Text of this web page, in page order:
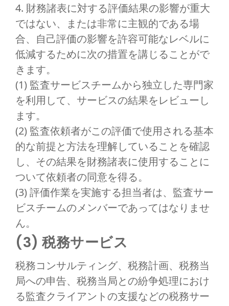
4. 財務諸表に対する評価結果の影響が重大
ではない、または非常に主観的である場
合、自己評価の影響を許容可能なレベルに
低減するために次の措置を講じることがで
きます。
(1) 監査サービスチームから独立した専門家
を利用して、サービスの結果をレビューし
ます。
(2) 監査依頼者がこの評価で使用される基本
的な前提と方法を理解していることを確認
し、その結果を財務諸表に使用することに
ついて依頼者の同意を得る。
(3) 評価作業を実施する担当者は、監査サー
ビスチームのメンバーであってはなりませ
ん。
(3) 税務サービス
税務コンサルティング、税務計画、税務当
局への申告、税務当局との紛争処理におけ
る監査クライアントの支援などの税務サー